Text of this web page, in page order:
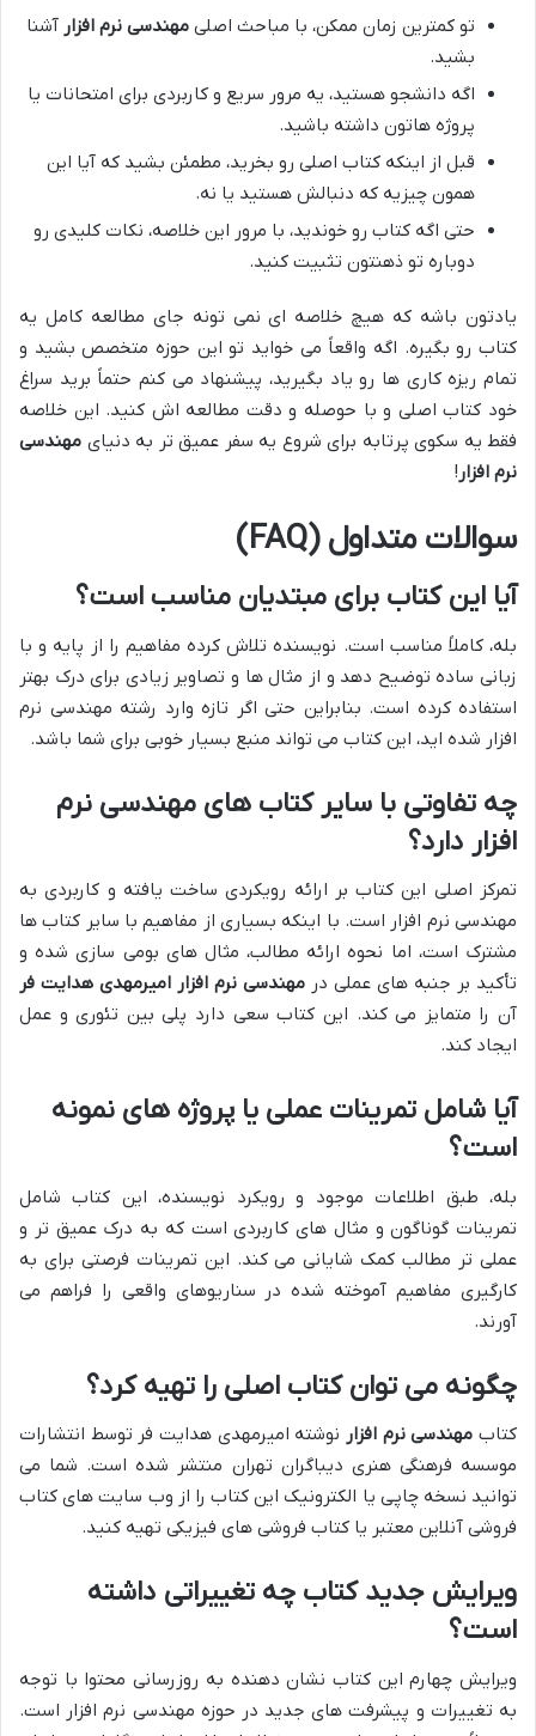
تو کمترین زمان ممکن، با مباحث اصلی مهندسی نرم افزار آشنا
بشید.
اگه دانشجو هستید، یه مرور سریع و کاربردی برای امتحانات یا
پروژه هاتون داشته باشید.
قبل از اینکه کتاب اصلی رو بخرید، مطمئن بشید که آیا این
همون چیزیه که دنبالش هستید یا نه.
حتی اگه کتاب رو خوندید، با مرور این خلاصه، نکات کلیدی رو
دوباره تو ذهنتون تثبیت کنید.
یادتون باشه که هیچ خلاصه ای نمی تونه جای مطالعه کامل یه
کتاب رو بگیره. اگه واقعاً می خواید تو این حوزه متخصص بشید و
تمام ریزه کاری ها رو یاد بگیرید، پیشنهاد می کنم حتماً برید سراغ
خود کتاب اصلی و با حوصله و دقت مطالعه اش کنید. این خلاصه
فقط یه سکوی پرتابه برای شروع یه سفر عمیق تر به دنیای مهندسی
نرم افزار !
سوالات متداول (FAQ)
آیا این کتاب برای مبتدیان مناسب است؟
بله، کاملاً مناسب است. نویسنده تلاش کرده مفاهیم را از پایه و با
زبانی ساده توضیح دهد و از مثال ها و تصاویر زیادی برای درک بهتر
استفاده کرده است. بنابراین حتی اگر تازه وارد رشته مهندسی نرم
افزار شده اید، این کتاب می تواند منبع بسیار خوبی برای شما باشد.
چه تفاوتی با سایر کتاب های مهندسی نرم
افزار دارد؟
تمرکز اصلی این کتاب بر ارائه رویکردی ساخت یافته و کاربردی به
مهندسی نرم افزار است. با اینکه بسیاری از مفاهیم با سایر کتاب ها
مشترک است، اما نحوه ارائه مطالب، مثال های بومی سازی شده و
تأکید بر جنبه های عملی در مهندسی نرم افزار امیرمهدی هدایت فر
آن را متمایز می کند. این کتاب سعی دارد پلی بین تئوری و عمل
ایجاد کند.
آیا شامل تمرینات عملی یا پروژه های نمونه
است؟
بله، طبق اطلاعات موجود و رویکرد نویسنده، این کتاب شامل
تمرینات گوناگون و مثال های کاربردی است که به درک عمیق تر و
عملی تر مطالب کمک شایانی می کند. این تمرینات فرصتی برای به
کارگیری مفاهیم آموخته شده در سناریوهای واقعی را فراهم می
آورند.
چگونه می توان کتاب اصلی را تهیه کرد؟
کتاب مهندسی نرم افزار نوشته امیرمهدی هدایت فر توسط انتشارات
موسسه فرهنگی هنری دیباگران تهران منتشر شده است. شما می
توانید نسخه چاپی یا الکترونیک این کتاب را از وب سایت های کتاب
فروشی آنلاین معتبر یا کتاب فروشی های فیزیکی تهیه کنید.
ویرایش جدید کتاب چه تغییراتی داشته
است؟
ویرایش چهارم این کتاب نشان دهنده به روزرسانی محتوا با توجه
به تغییرات و پیشرفت های جدید در حوزه مهندسی نرم افزار است.